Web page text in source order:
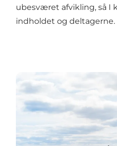
ubesværet afvikling, så I
indholdet og deltagerne.